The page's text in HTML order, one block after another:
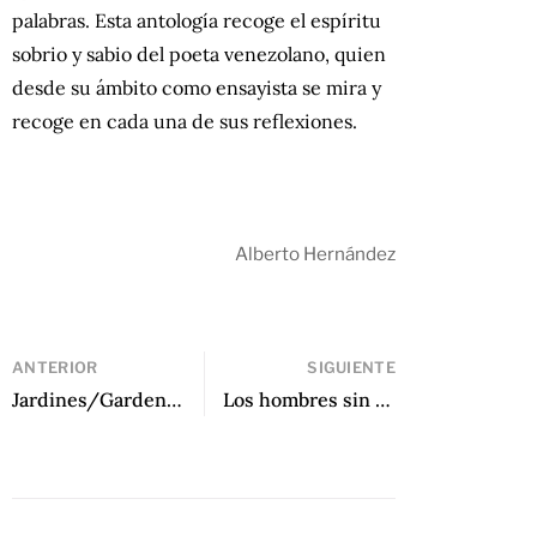
palabras. Esta antología recoge el espíritu
sobrio y sabio del poeta venezolano, quien
desde su ámbito como ensayista se mira y
recoge en cada una de sus reflexiones.
Alberto Hernández
ANTERIOR
Jardines/Gardens de Carlos Cociña
SIGUIENTE
Los hombres sin manos de José Hoyos Bucheli